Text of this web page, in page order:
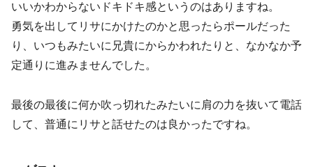
いいかわからないドキドキ感というのはありますね。
勇気を出してリサにかけたのかと思ったらポールだった
り、いつもみたいに兄貴にからかわれたりと、なかなか予
定通りに進みませんでした。
最後の最後に何か吹っ切れたみたいに肩の力を抜いて電話
して、普通にリサと話せたのは良かったですね。